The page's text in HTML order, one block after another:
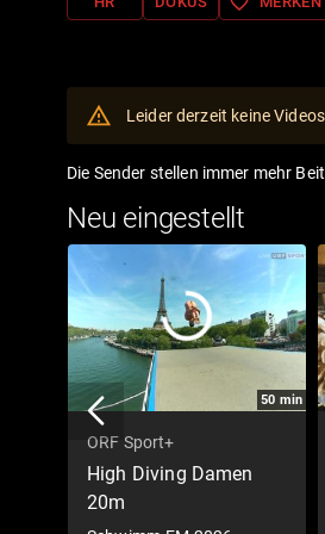
Leider derzeit keine
Die Sender stellen immer mehr
Neu eingestellt
50 min
ORF Sport+
High Diving Damen
20m